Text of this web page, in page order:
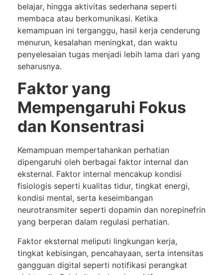
belajar, hingga aktivitas sederhana seperti
membaca atau berkomunikasi. Ketika
kemampuan ini terganggu, hasil kerja cenderung
menurun, kesalahan meningkat, dan waktu
penyelesaian tugas menjadi lebih lama dari yang
seharusnya.
Faktor yang
Mempengaruhi Fokus
dan Konsentrasi
Kemampuan mempertahankan perhatian
dipengaruhi oleh berbagai faktor internal dan
eksternal. Faktor internal mencakup kondisi
fisiologis seperti kualitas tidur, tingkat energi,
kondisi mental, serta keseimbangan
neurotransmiter seperti dopamin dan norepinefrin
yang berperan dalam regulasi perhatian.
Faktor eksternal meliputi lingkungan kerja,
tingkat kebisingan, pencahayaan, serta intensitas
gangguan digital seperti notifikasi perangkat